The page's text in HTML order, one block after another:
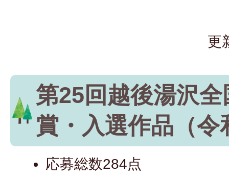
更
第25回越後湯沢
賞・入選作品（令
応募総数284点